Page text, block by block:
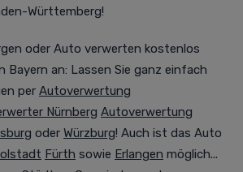
Württemberg!
oder Auto verwerten kostenlos
Bayern an: Lassen Sie ganz einfach
per Autoverwertung
Nürnberg Autoverwertung
oder Würzburg! Auch ist das Auto
Fürth sowie Erlangen möglich...